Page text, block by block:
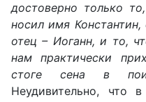
достоверно только
носил имя
отец – Иоганн, и то,
нам практически
стоге сена в
Неудивительно, что